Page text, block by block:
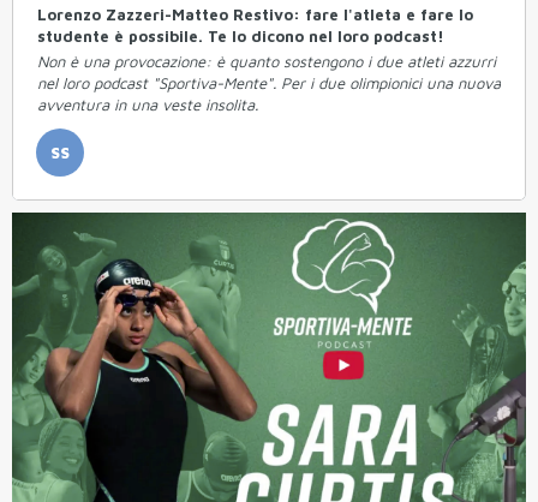
Lorenzo Zazzeri-Matteo Restivo: fare l'atleta e fare lo
studente è possibile. Te lo dicono nel loro podcast!
Non è una provocazione: è quanto sostengono i due atleti azzurri
nel loro podcast "Sportiva-Mente". Per i due olimpionici una nuova
avventura in una veste insolita.
SS